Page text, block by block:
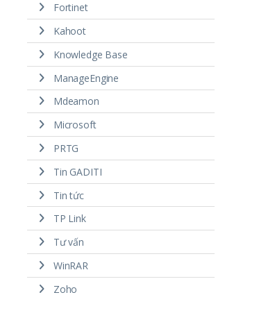
Fortinet
Kahoot
Knowledge Base
ManageEngine
Mdeamon
Microsoft
PRTG
Tin GADITI
Tin tức
TP Link
Tư vấn
WinRAR
Zoho